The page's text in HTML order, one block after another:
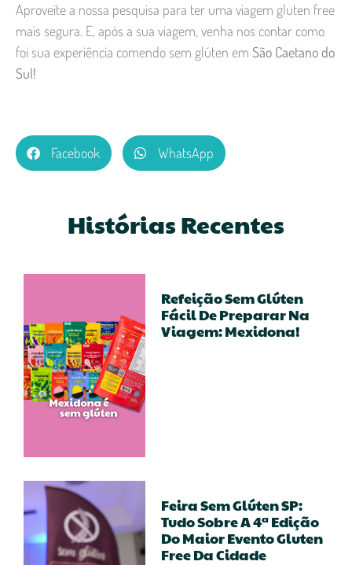
Aproveite a nossa pesquisa para ter uma viagem gluten free
mais segura. E, após a sua viagem, venha nos contar como
foi sua experiência comendo sem glúten em São Caetano do
Sul!
Facebook WhatsApp
Histórias Recentes
Refeição Sem Glúten
Fácil De Preparar Na
Viagem: Mexidona!
Feira Sem Glúten SP:
Tudo Sobre A 4ª Edição
Do Maior Evento Gluten
Free Da Cidade